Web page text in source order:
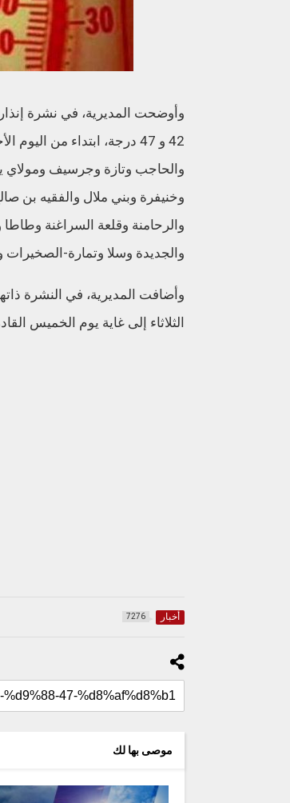
وأوضحت المديرية، في نشرة
42 و 47 درجة، ابتداء من
والحاجب وتازة وجرسيف
وخنيفرة وبني ملال والفقيه بن
والرحامنة وقلعة السراغنة
والجديدة وسلا وتمارة-الصخيرات
الثلاثاء إلى غاية يوم الخميس
أخبار 7276
موصى بها لك